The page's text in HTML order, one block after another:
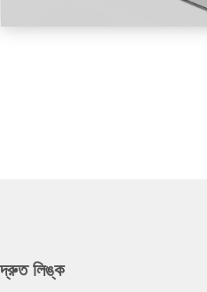
দ্রুত লিঙ্ক